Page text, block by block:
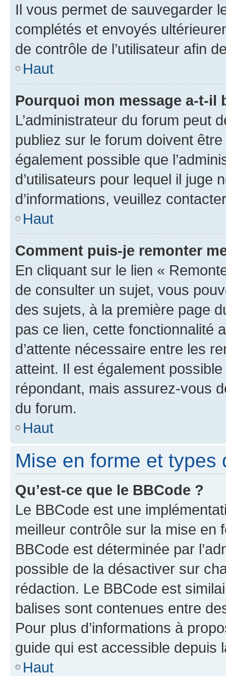
Il vous permet de sauvegarder
complétés et envoyés
de contrôle de l’utilisateur afin
Haut
Pourquoi mon message a-t-il
L’administrateur du forum peut
publiez sur le forum doivent
également possible que
d’utilisateurs pour lequel il juge
d’informations, veuillez
Haut
Comment puis-je remonter
En cliquant sur le lien «
de consulter un sujet, vous
des sujets, à la première page
pas ce lien, cette fonctionnalité
d’attente nécessaire entre les
atteint. Il est également
répondant, mais assurez-vous
du forum.
Haut
Mise en forme et types
Qu’est-ce que le BBCode ?
Le BBCode est une
meilleur contrôle sur la mise en
BBCode est déterminée par
possible de la désactiver sur
rédaction. Le BBCode est
balises sont contenues entre
Pour plus d’informations à
guide qui est accessible depuis
Haut